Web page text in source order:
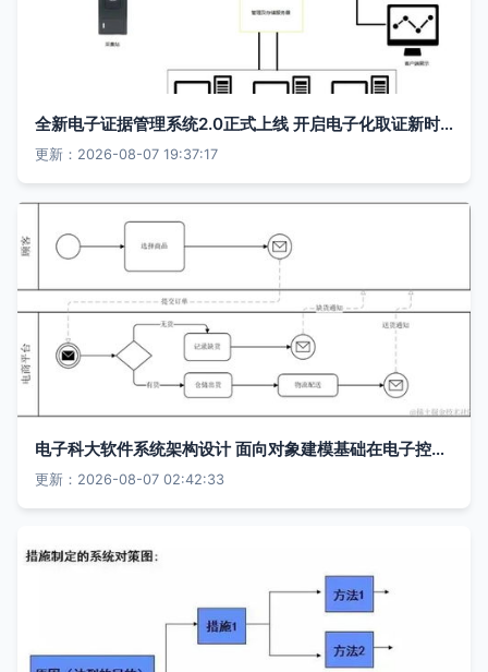
全新电子证据管理系统2.0正式上线 开启电子化取证新时代
更新：2026-08-07 19:37:17
电子科大软件系统架构设计 面向对象建模基础在电子控制系统中的应用
更新：2026-08-07 02:42:33